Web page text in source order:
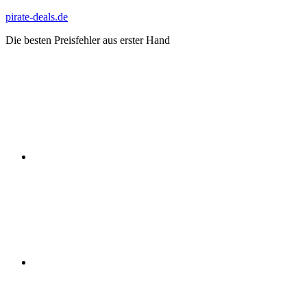
Zum
springen
pirate-deals.de
Die besten Preisfehler aus erster Hand